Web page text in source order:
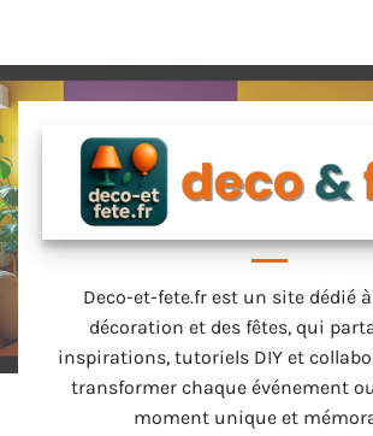
Deco-et-fete.fr est un site dédié à
décoration et des fêtes, qui
inspirations, tutoriels DIY et
transformer chaque événement
moment unique et